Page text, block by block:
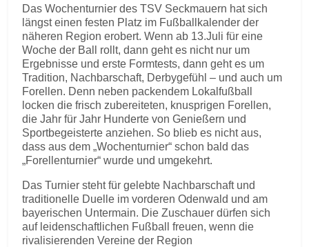
Das Wochenturnier des TSV Seckmauern hat sich
längst einen festen Platz im Fußballkalender der
näheren Region erobert. Wenn ab 13.Juli für eine
Woche der Ball rollt, dann geht es nicht nur um
Ergebnisse und erste Formtests, dann geht es um
Tradition, Nachbarschaft, Derbygefühl – und auch um
Forellen. Denn neben packendem Lokalfußball
locken die frisch zubereiteten, knusprigen Forellen,
die Jahr für Jahr Hunderte von Genießern und
Sportbegeisterte anziehen. So blieb es nicht aus,
dass aus dem „Wochenturnier“ schon bald das
„Forellenturnier“ wurde und umgekehrt.
Das Turnier steht für gelebte Nachbarschaft und
traditionelle Duelle im vorderen Odenwald und am
bayerischen Untermain. Die Zuschauer dürfen sich
auf leidenschaftlichen Fußball freuen, wenn die
rivalisierenden Vereine der Region